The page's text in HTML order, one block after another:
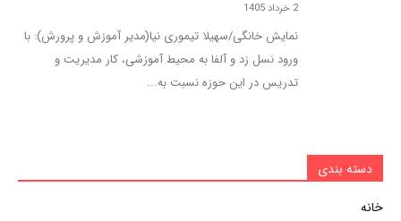
2 خرداد 1405
نمایش خانگی/سهیلا تیموری نیا(مدیر آموزش و پرورش): با
ورود نسل زد و آلفا به محیط آموزشی، کار مدیریت و
تدریس در این حوزه نسبت به...
دسته بندی
خانه